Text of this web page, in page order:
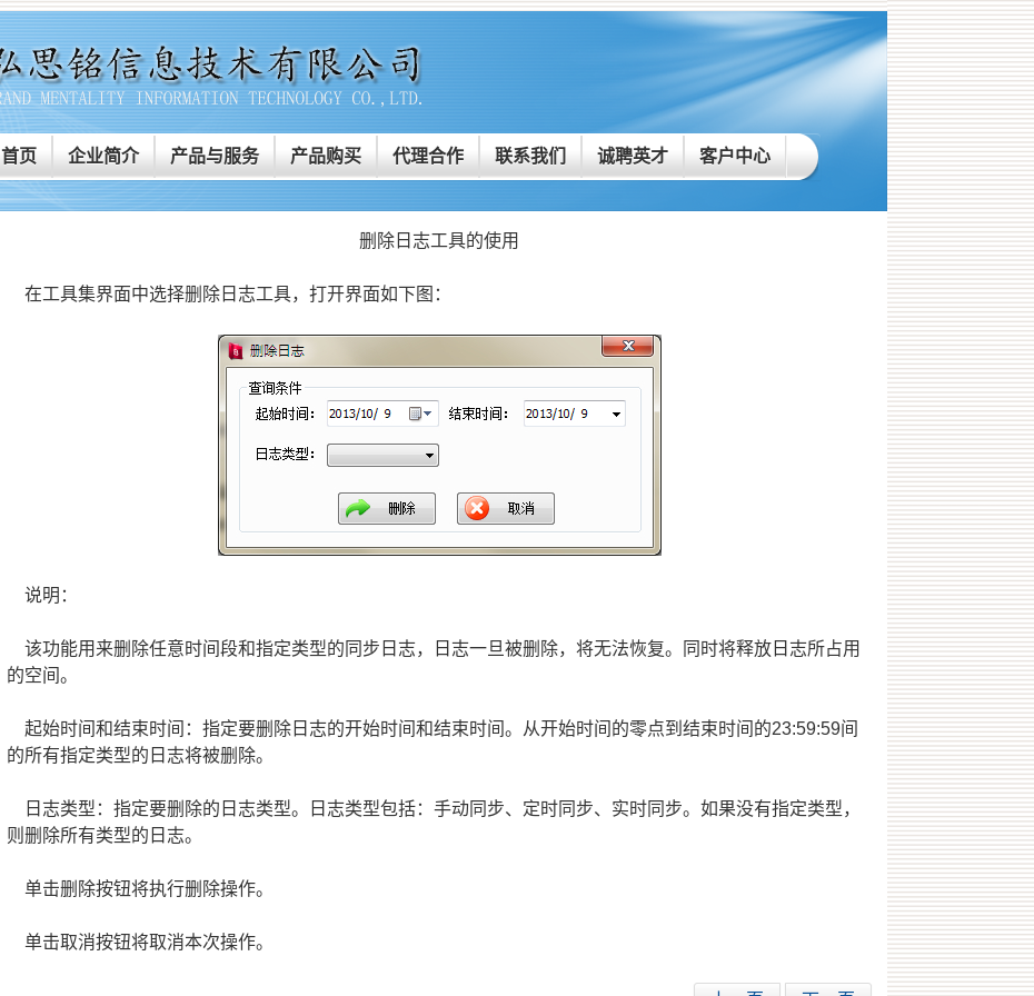
首页 企业简介 产品与服务 产品购买 代理合作 联系我们 诚聘英才 客户中心
删除日志工具的使用
在工具集界面中选择删除日志工具，打开界面如下图：
说明：
该功能用来删除任意时间段和指定类型的同步日志，日志一旦被删除，将无法恢复。同时将释放日志所占用
的空间。
起始时间和结束时间：指定要删除日志的开始时间和结束时间。从开始时间的零点到结束时间的23:59:59间
的所有指定类型的日志将被删除。
日志类型：指定要删除的日志类型。日志类型包括：手动同步、定时同步、实时同步。如果没有指定类型，
则删除所有类型的日志。
单击删除按钮将执行删除操作。
单击取消按钮将取消本次操作。